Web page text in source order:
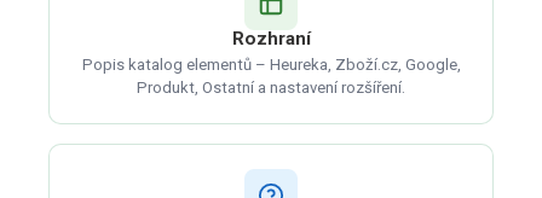
Rozhraní
Popis katalog elementů – Heureka, Zboží.cz, Google,
Produkt, Ostatní a nastavení rozšíření.